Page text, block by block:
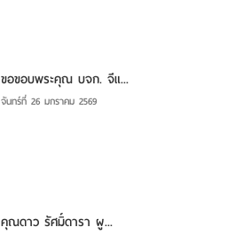
ขอขอบพระคุณ บจก. จีแ...
จันทร์ที่ 26 มกราคม 2569
คุณดาว รัศมิ์ดารา ผู...